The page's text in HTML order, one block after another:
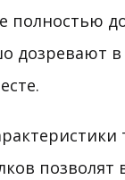
полностью
дозревают в
позволят